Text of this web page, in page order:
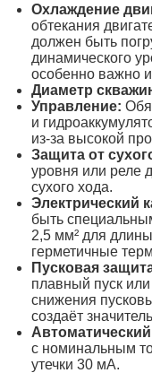
Охлаждение
обтекания
должен быть
динамического
особенно важно
Диаметр
Управление:
и
из-за высокой
Защита от
уровня или реле
сухого хода.
Электрический
быть
2,5 мм² для
герметичные
Пусковая
плавный пуск
снижения
создаёт
с номинальным
утечки 30 мА.